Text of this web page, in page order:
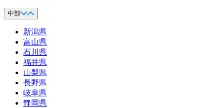
中部
新潟県
富山県
石川県
福井県
山梨県
長野県
岐阜県
静岡県